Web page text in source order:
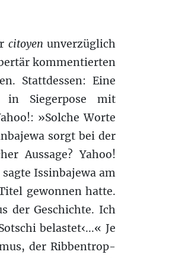
citoyen unverzüglich
kommentierten
Stattdessen: Eine
in Siegerpose mit
»Solche Worte
sorgt bei der
Aussage? Yahoo!
Issinbajewa am
gewonnen hatte.
der Geschichte. Ich
belastet‹...« Je
der Ribbentrop-